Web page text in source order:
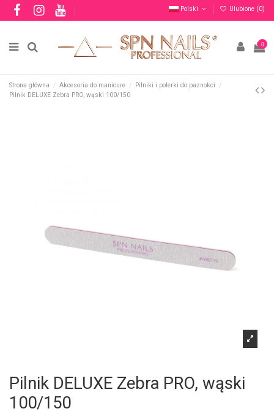
Polski Ulubione (0)
0
Strona główna Akcesoria do manicure
Pilniki i polerki do paznokci
Pilnik DELUXE Zebra PRO, wąski 100/150
Pilnik DELUXE Zebra PRO, wąski
100/150